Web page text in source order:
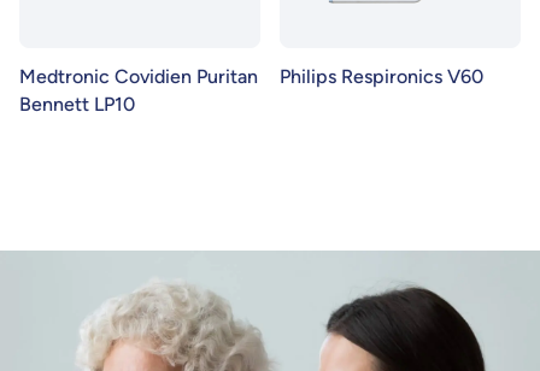
Medtronic Covidien Puritan
Bennett LP10
Philips Respironics V60